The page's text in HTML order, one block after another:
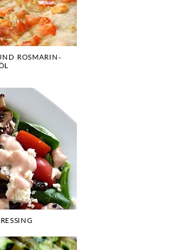
ROSMARIN-